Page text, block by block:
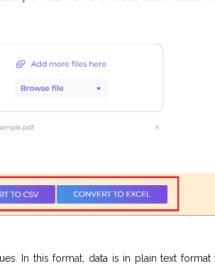
In this format, data is in plain text